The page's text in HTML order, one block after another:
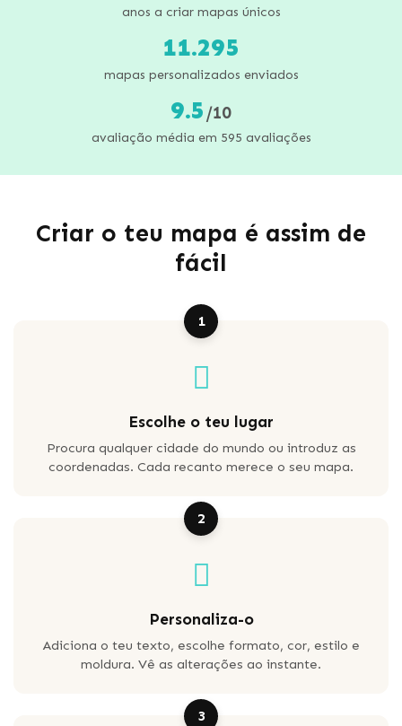
anos a criar mapas únicos
11.295
mapas personalizados enviados
9.5 /10
avaliação média em 595 avaliações
Criar o teu mapa é assim de
fácil
1
Escolhe o teu lugar
Procura qualquer cidade do mundo ou introduz as
coordenadas. Cada recanto merece o seu mapa.
2
Personaliza-o
Adiciona o teu texto, escolhe formato, cor, estilo e
moldura. Vê as alterações ao instante.
3